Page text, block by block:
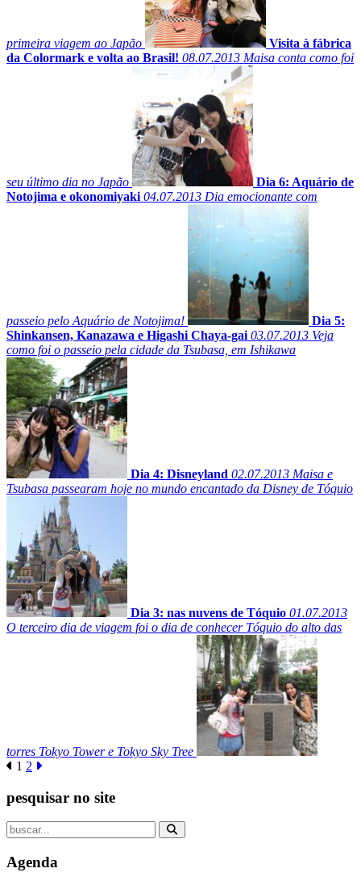
primeira viagem ao Japão
Visita à fábrica
da Colormark e volta ao Brasil! 08.07.2013 Maisa conta como foi
seu último dia no Japão
Dia 6: Aquário de
Notojima e okonomiyaki 04.07.2013 Dia emocionante com
passeio pelo Aquário de Notojima!
Dia 5:
Shinkansen, Kanazawa e Higashi Chaya-gai 03.07.2013 Veja
como foi o passeio pela cidade da Tsubasa, em Ishikawa
Dia 4: Disneyland 02.07.2013 Maisa e
Tsubasa passearam hoje no mundo encantado da Disney de Tóquio
Dia 3: nas nuvens de Tóquio 01.07.2013
O terceiro dia de viagem foi o dia de conhecer Tóquio do alto das
torres Tokyo Tower e Tokyo Sky Tree
1 2
pesquisar no site
Agenda